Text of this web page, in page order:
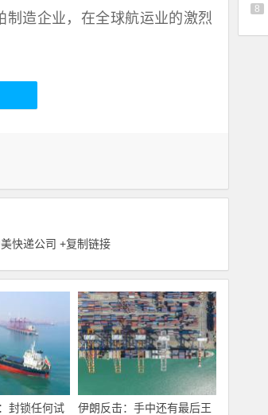
造企业，在全球航运业的激烈
快递公司 +复制链接
封锁任何试
伊朗反击：手中还有最后王
8